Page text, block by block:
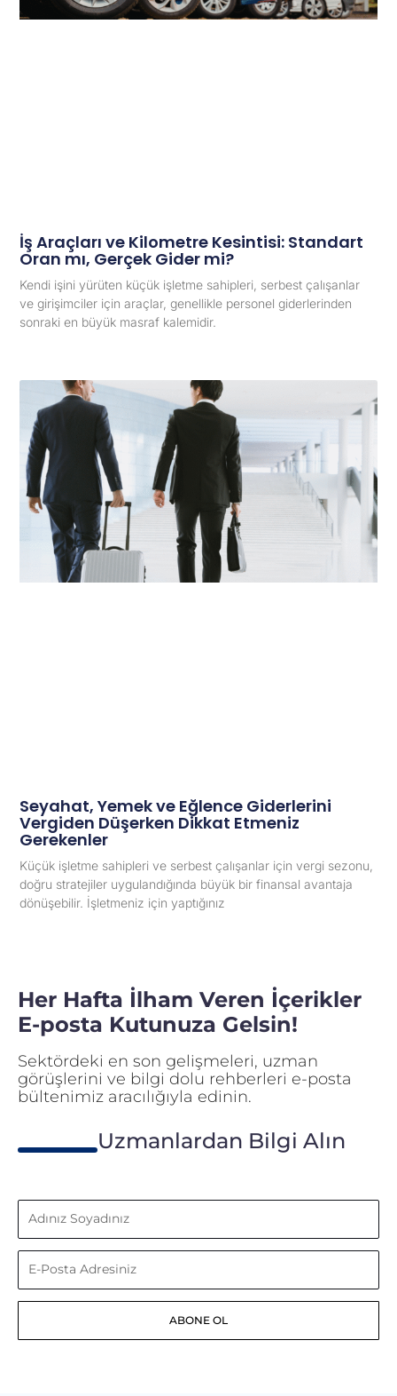
İş Araçları ve Kilometre Kesintisi: Standart
Oran mı, Gerçek Gider mi?
Kendi işini yürüten küçük işletme sahipleri, serbest çalışanlar
ve girişimciler için araçlar, genellikle personel giderlerinden
sonraki en büyük masraf kalemidir.
Seyahat, Yemek ve Eğlence Giderlerini
Vergiden Düşerken Dikkat Etmeniz
Gerekenler
Küçük işletme sahipleri ve serbest çalışanlar için vergi sezonu,
doğru stratejiler uygulandığında büyük bir finansal avantaja
dönüşebilir. İşletmeniz için yaptığınız
Her Hafta İlham Veren İçerikler
E-posta Kutunuza Gelsin!
Sektördeki en son gelişmeleri, uzman
görüşlerini ve bilgi dolu rehberleri e-posta
bültenimiz aracılığıyla edinin.
Uzmanlardan Bilgi Alın
Adınız
Soyadınız
E-
Posta
ABONE OL